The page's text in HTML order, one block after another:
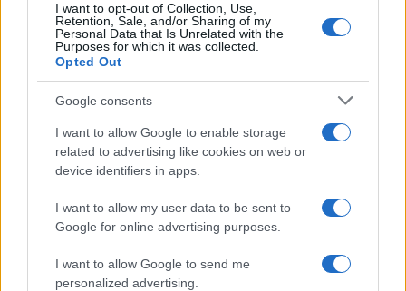
I want to opt-out of Collection, Use,
Retention, Sale, and/or Sharing of my
Personal Data that Is Unrelated with the
Purposes for which it was collected.
Opted Out
Google consents
I want to allow Google to enable storage
related to advertising like cookies on web or
device identifiers in apps.
I want to allow my user data to be sent to
Google for online advertising purposes.
I want to allow Google to send me
personalized advertising.
Condividi l'articolo
F
ce
b
o
o
k
T
w
it
te
r
Pi
n
te
re
st
W
h
at
s
A
p
p
S
h
a
Articolo precedente
Prossimo articolo